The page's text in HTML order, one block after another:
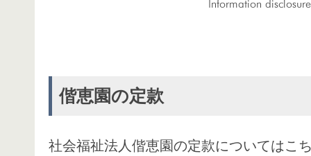
偕恵園の定款
社会福祉法人偕恵園の定款についてはこ